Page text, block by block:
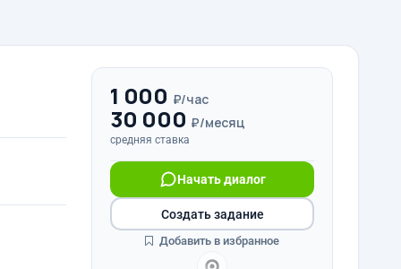
1 000 ₽/час
30 000 ₽/месяц
средняя ставка
Начать диалог
Создать задание
Добавить в избранное